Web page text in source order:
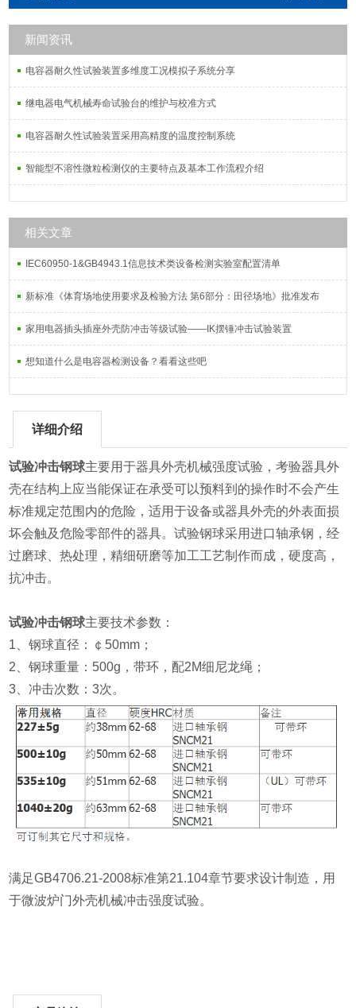
新闻资讯
电容器耐久性试验装置多维度工况模拟子系统分享
继电器电气机械寿命试验台的维护与校准方式
电容器耐久性试验装置采用高精度的温度控制系统
智能型不溶性微粒检测仪的主要特点及基本工作流程介绍
相关文章
IEC60950-1&GB4943.1信息技术类设备检测实验室配置清单
新标准《体育场地使用要求及检验方法 第6部分：田径场地》批准发布
家用电器插头插座外壳防冲击等级试验——IK摆锤冲击试验装置
想知道什么是电容器检测设备？看看这些吧
详细介绍
试验冲击钢球主要用于器具外壳机械强度试验，考验器具外
壳在结构上应当能保证在承受可以预料到的操作时不会产生
标准规定范围内的危险，适用于设备或器具外壳的外表面损
坏会触及危险零部件的器具。试验钢球采用进口轴承钢，经
过磨球、热处理，精细研磨等加工工艺制作而成，硬度高，
抗冲击。
试验冲击钢球主要技术参数：
1、钢球直径：￠50mm；
2、钢球重量：500g，带环，配2M细尼龙绳；
3、冲击次数：3次。
满足GB4706.21-2008标准第21.104章节要求设计制造，用
于微波炉门外壳机械冲击强度试验。